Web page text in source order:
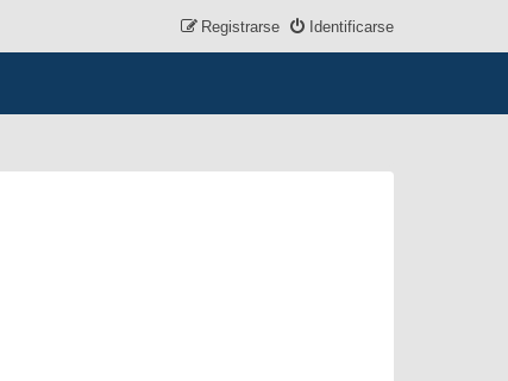
Identificarse
Registrarse